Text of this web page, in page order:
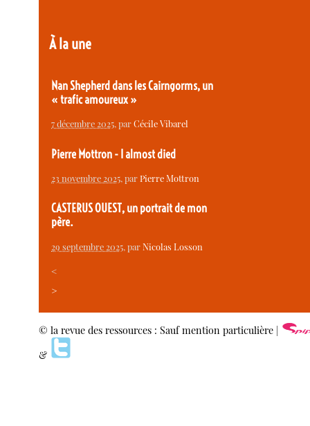
À la une
Nan Shepherd dans les Cairngorms, un
« trafic amoureux »
7 décembre 2025, parCécile Vibarel
Pierre Mottron - I almost died
23 novembre 2025, parPierre Mottron
CASTERUS OUEST, un portrait de mon
père.
29 septembre 2025, parNicolas Losson
<
>
© la revue des ressources : Sauf mention particulière |
&